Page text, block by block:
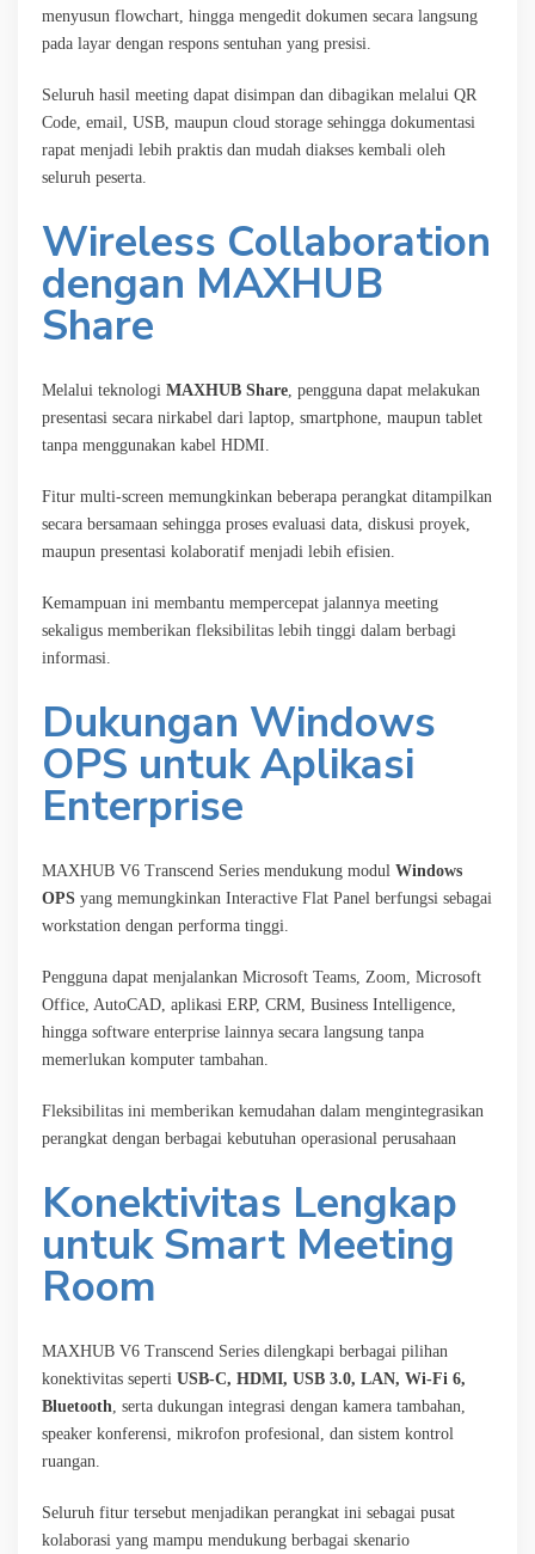
menyusun flowchart, hingga mengedit dokumen secara langsung
pada layar dengan respons sentuhan yang presisi.
Seluruh hasil meeting dapat disimpan dan dibagikan melalui QR
Code, email, USB, maupun cloud storage sehingga dokumentasi
rapat menjadi lebih praktis dan mudah diakses kembali oleh
seluruh peserta.
Wireless Collaboration
dengan MAXHUB
Share
Melalui teknologi MAXHUB Share, pengguna dapat melakukan
presentasi secara nirkabel dari laptop, smartphone, maupun tablet
tanpa menggunakan kabel HDMI.
Fitur multi-screen memungkinkan beberapa perangkat ditampilkan
secara bersamaan sehingga proses evaluasi data, diskusi proyek,
maupun presentasi kolaboratif menjadi lebih efisien.
Kemampuan ini membantu mempercepat jalannya meeting
sekaligus memberikan fleksibilitas lebih tinggi dalam berbagi
informasi.
Dukungan Windows
OPS untuk Aplikasi
Enterprise
MAXHUB V6 Transcend Series mendukung modul Windows
OPS yang memungkinkan Interactive Flat Panel berfungsi sebagai
workstation dengan performa tinggi.
Pengguna dapat menjalankan Microsoft Teams, Zoom, Microsoft
Office, AutoCAD, aplikasi ERP, CRM, Business Intelligence,
hingga software enterprise lainnya secara langsung tanpa
memerlukan komputer tambahan.
Fleksibilitas ini memberikan kemudahan dalam mengintegrasikan
perangkat dengan berbagai kebutuhan operasional perusahaan
Konektivitas Lengkap
untuk Smart Meeting
Room
MAXHUB V6 Transcend Series dilengkapi berbagai pilihan
konektivitas seperti USB-C, HDMI, USB 3.0, LAN, Wi-Fi 6,
Bluetooth, serta dukungan integrasi dengan kamera tambahan,
speaker konferensi, mikrofon profesional, dan sistem kontrol
ruangan.
Seluruh fitur tersebut menjadikan perangkat ini sebagai pusat
kolaborasi yang mampu mendukung berbagai skenario